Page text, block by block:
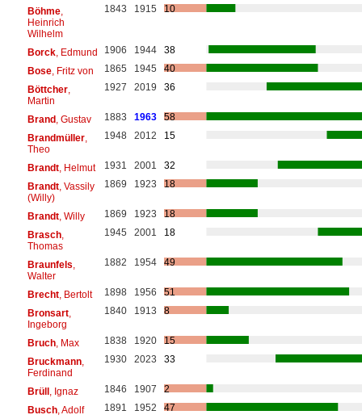
Böhme,
Heinrich
Wilhelm
1843 1915 10
Borck, Edmund 1906 1944
38
Bose, Fritz von 1865 1945
40
Böttcher,
Martin
1927 2019 36
Brand, Gustav 1883 1963
58
Brandmüller,
Theo
1948 2012 15
Brandt, Helmut 1931 2001
32
Brandt, Vassily
(Willy)
1869 1923 18
Brandt, Willy 1869 1923
18
Brasch,
Thomas
1945 2001 18
Braunfels
Walter
1882 1954 49
Brecht, Bertolt 1898 1956
51
Bronsart,
Ingeborg
1840 1913 8
Bruch, Max 1838 1920
15
Bruckmann,
Ferdinand
1930 2023 33
Brüll, Ignaz 1846 1907
2
Busch, Adolf 1891 1952
47